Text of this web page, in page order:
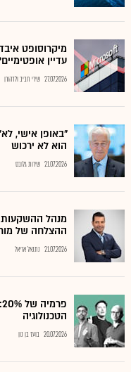
מיקרוסופט
עדיין
27.07.2026 שירי חביב ולדהורן
"באופן אישי,
הוא לא ירכוש
21.07.2026 שירות גלובס
מנהל
ההצלחה של
21.07.2026 נתנאל אריאל
הטכנולוגיה
20.07.2026 בועז בן נון